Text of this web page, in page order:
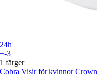
24h
+-3
1 färger
Cobra Visir för kvinnor Crown